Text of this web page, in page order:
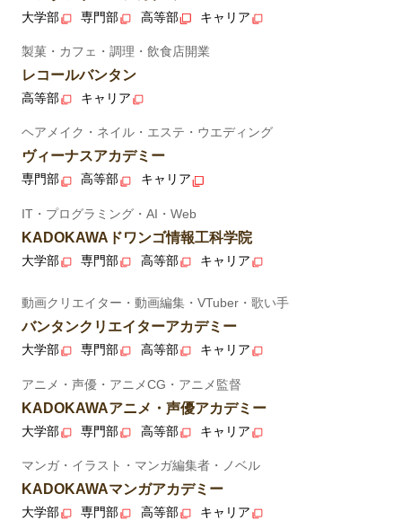
大学部 専門部 高等部 キャリア
製菓・カフェ・調理・飲食店開業
レコールバンタン
高等部 キャリア
ヘアメイク・ネイル・エステ・ウエディング
ヴィーナスアカデミー
専門部 高等部 キャリア
IT・プログラミング・AI・Web
KADOKAWAドワンゴ情報工科学院
大学部 専門部 高等部 キャリア
動画クリエイター・動画編集・VTuber・歌い手
バンタンクリエイターアカデミー
大学部 専門部 高等部 キャリア
アニメ・声優・アニメCG・アニメ監督
KADOKAWAアニメ・声優アカデミー
大学部 専門部 高等部 キャリア
マンガ・イラスト・マンガ編集者・ノベル
KADOKAWAマンガアカデミー
大学部 専門部 高等部 キャリア